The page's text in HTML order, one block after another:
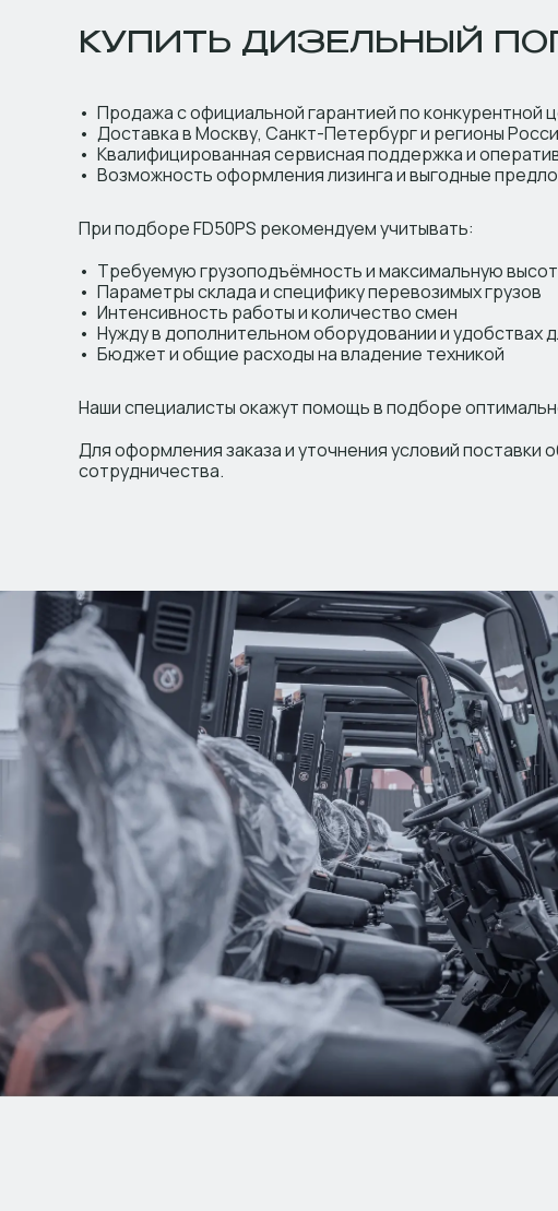
КУПИТЬ ДИЗЕЛЬНЫЙ
Продажа с официальной гарантией по конкурентной
Доставка в Москву, Санкт-Петербург и регионы
Квалифицированная сервисная поддержка и
Возможность оформления лизинга и выгодные
При подборе FD50PS рекомендуем учитывать:
Требуемую грузоподъёмность и максимальную
Параметры склада и специфику перевозимых грузов
Интенсивность работы и количество смен
Нужду в дополнительном оборудовании и удобствах
Бюджет и общие расходы на владение техникой
Наши специалисты окажут помощь в подборе
Для оформления заказа и уточнения условий
сотрудничества.